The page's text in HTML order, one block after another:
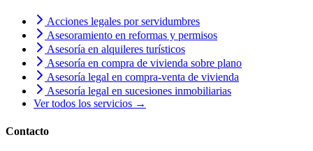
Acciones legales por servidumbres
Asesoramiento en reformas y permisos
Asesoría en alquileres turísticos
Asesoría en compra de vivienda sobre plano
Asesoría legal en compra-venta de vivienda
Asesoría legal en sucesiones inmobiliarias
Ver todos los servicios →
Contacto